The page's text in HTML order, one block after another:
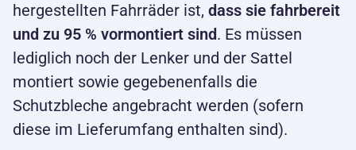
hergestellten Fahrräder ist, dass sie fahrbereit
und zu 95 % vormontiert sind. Es müssen
lediglich noch der Lenker und der Sattel
montiert sowie gegebenenfalls die
Schutzbleche angebracht werden (sofern
diese im Lieferumfang enthalten sind).